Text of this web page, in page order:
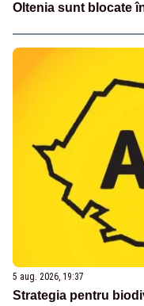
Oltenia sunt blocate
5 aug. 2026, 19:37
Strategia pentru